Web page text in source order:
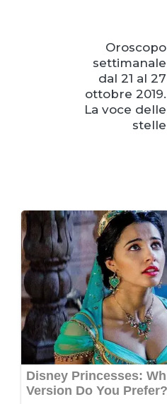
Oroscopo
settimanale
dal 21 al 27
ottobre 2019.
La voce delle
stelle